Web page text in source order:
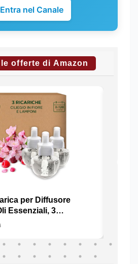
Entra nel Canale